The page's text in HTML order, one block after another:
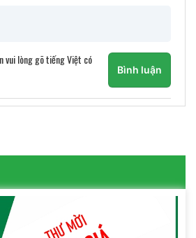
vui lòng gõ tiếng Việt có
Bình luận